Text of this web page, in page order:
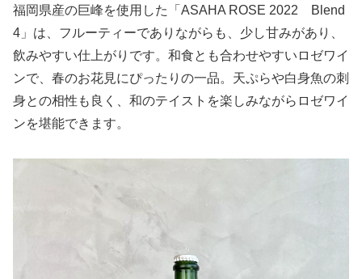
〇ぶどうについて
日常の食卓で楽しんでいただけるワインを目指し、赤ワイ
ンとして醸造されることの多い東川町産の黒ぶどう品種セ
イベル13053を100%使用して、ロゼワインとして仕立てて
います。東川町産のセイベル13053は2023/9/30、10/7に
選果しながら手摘みで収穫。10/7収穫分が糖
〇醸造について
10/1、10/8にワイナリーでも選果しながらプレス機に投
入し、全房圧搾。低温で24時間のパルプコンタクト。
10/4、10/10 にデブルバージュ。品種特徴香を活かす酵
母を用いてステンレスタンクにてアルコール発酵。
無補糖。低温で発酵管理して、発酵期間は21日間。
福岡県産の巨峰を使用した「ASAHA ROSE 2022 Blend
4」は、フルーティーでありながらも、少し甘みがあり、
飲みやすい仕上がりです。和食とも合わせやすいロゼワイ
ンで、春のお花見にぴったりの一品。天ぷらや白身魚の刺
身との相性も良く、和のテイストを楽しみながらロゼワイ
ンを堪能できます。